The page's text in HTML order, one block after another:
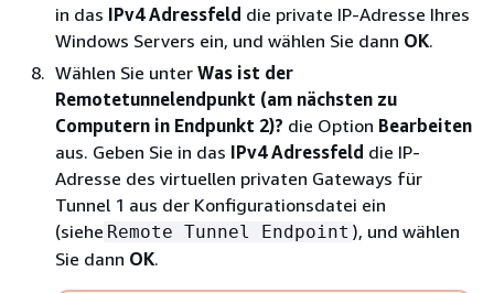
in das IPv4 Adressfeld die private IP-Adresse Ihres
Windows Servers ein, und wählen Sie dann OK.
Wählen Sie unter Was ist der
Remotetunnelendpunkt (am nächsten zu
Computern in Endpunkt 2)? die Option Bearbeiten
aus. Geben Sie in das IPv4 Adressfeld die IP-
Adresse des virtuellen privaten Gateways für
Tunnel 1 aus der Konfigurationsdatei ein
(siehe Remote Tunnel Endpoint ), und wählen
Sie dann OK.